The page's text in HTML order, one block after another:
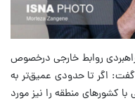
روابط خارجی درخصوص
اگر تا حدودی عمیق‌تر به
کشورهای منطقه را نیز مورد